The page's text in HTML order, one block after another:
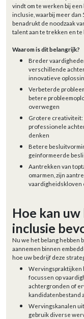
vindt om te werken bij
inclusie, waarbij meer dan
benadrukt de noodzaak
talent aan te trekken en te
Waarom is dit belangrijk?
Breder
verschillende
innovatieve
Verbeterde
betere
overwegen
Grotere creativiteit:
professionele
denken
Betere
geïnformeerde
Aantrekken van
omarmen, zijn
Hoe kan
inclusie
Nu we het belang hebben
aannemen binnen
hoe uw bedrijf deze
Wervingspraktijken
focussen op
achtergronden of
kandidatenbestand
Wervingskanalen
gebruik diverse